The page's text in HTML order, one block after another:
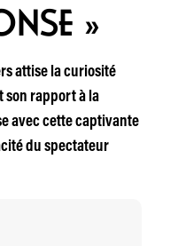
»
attise la curiosité
son rapport à la
avec cette captivante
du spectateur